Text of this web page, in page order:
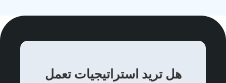
هل تريد استراتيجيات تعمل